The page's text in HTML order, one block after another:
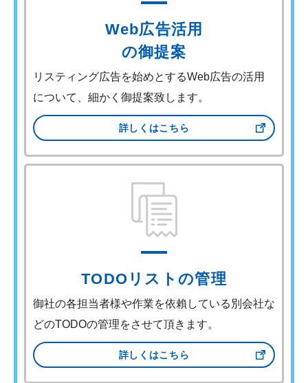
Web広告活用
の御提案
リスティング広告を始めとするWeb広告の活用
について、細かく御提案致します。
詳しくはこちら
TODOリストの管理
御社の各担当者様や作業を依賴している別会社な
どのTODOの管理をさせて頂きます。
詳しくはこちら